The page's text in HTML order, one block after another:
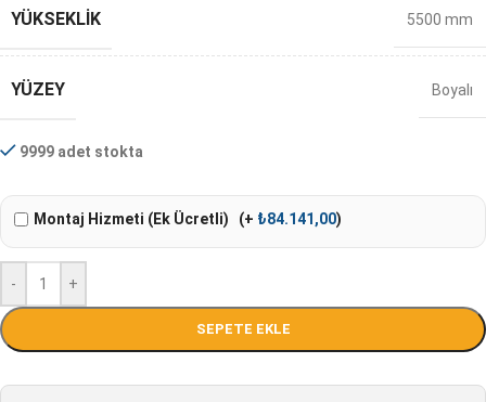
YÜKSEKLIK 5500 mm
YÜZEY Boyalı
9999 adet stokta
Montaj Hizmeti (Ek Ücretli) (+ ₺84.141,00)
- +
SEPETE EKLE